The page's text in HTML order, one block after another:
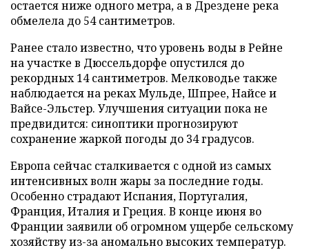
остается ниже одного метра, а в Дрездене река
обмелела до 54 сантиметров.
Ранее стало известно, что уровень воды в Рейне
на участке в Дюссельдорфе опустился до
рекордных 14 сантиметров. Мелководье также
наблюдается на реках Мульде, Шпрее, Найсе и
Вайсе-Эльстер. Улучшения ситуации пока не
предвидится: синоптики прогнозируют
сохранение жаркой погоды до 34 градусов.
Европа сейчас сталкивается с одной из самых
интенсивных волн жары за последние годы.
Особенно страдают Испания, Португалия,
Франция, Италия и Греция. В конце июня во
Франции заявили об огромном ущербе сельскому
хозяйству из-за аномально высоких температур.